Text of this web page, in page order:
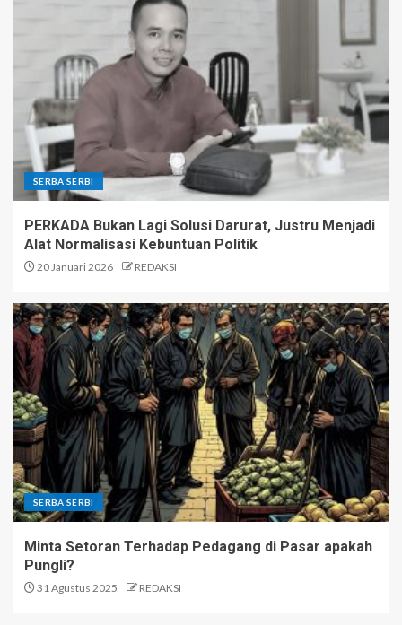
SERBA SERBI
PERKADA Bukan Lagi Solusi Darurat, Justru Menjadi
Alat Normalisasi Kebuntuan Politik
20 Januari 2026 REDAKSI
SERBA SERBI
Minta Setoran Terhadap Pedagang di Pasar apakah
Pungli?
31 Agustus 2025 REDAKSI